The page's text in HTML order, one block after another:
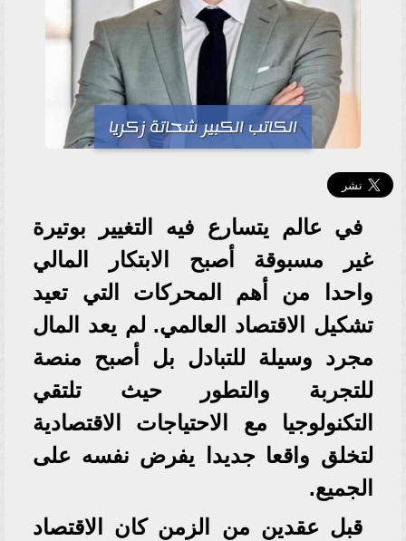
الكاتب الكبير شحاتة زكريا
في عالم يتسارع فيه التغيير بوتيرة
غير مسبوقة أصبح الابتكار المالي
واحدا من أهم المحركات التي تعيد
تشكيل الاقتصاد العالمي. لم يعد المال
مجرد وسيلة للتبادل بل أصبح منصة
للتجربة والتطور حيث تلتقي
التكنولوجيا مع الاحتياجات الاقتصادية
لتخلق واقعا جديدا يفرض نفسه على
الجميع.
قبل عقدين من الزمن كان الاقتصاد